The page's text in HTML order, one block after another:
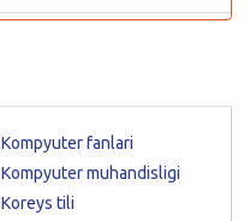
Kompyuter fanlari
Kompyuter muhandisligi
Koreys tili